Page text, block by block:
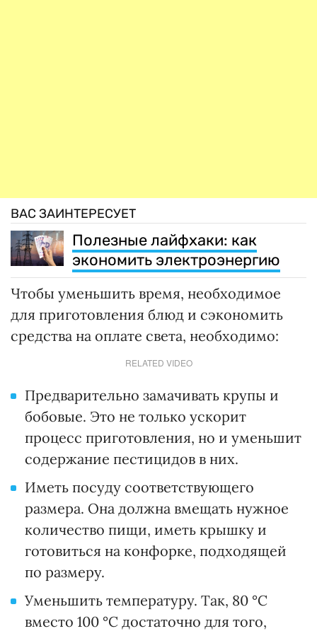
ВАС ЗАИНТЕРЕСУЕТ
Полезные лайфхаки: как
экономить электроэнергию
Чтобы уменьшить время, необходимое
для приготовления блюд и сэкономить
средства на оплате света, необходимо:
RELATED VIDEO
Предварительно замачивать крупы и
бобовые. Это не только ускорит
процесс приготовления, но и уменьшит
содержание пестицидов в них.
Иметь посуду соответствующего
размера. Она должна вмещать нужное
количество пищи, иметь крышку и
готовиться на конфорке, подходящей
по размеру.
Уменьшить температуру. Так, 80 °C
вместо 100 °C достаточно для того,